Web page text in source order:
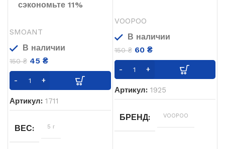
сэкономьте 11%
SMOANT
В наличии
150₴ 45 ₴
Артикул: 1711
ВЕС 5 г
VOOPOO
В наличии
150₴ 60 ₴
Артикул: 1925
БРЕНД VOOPOO